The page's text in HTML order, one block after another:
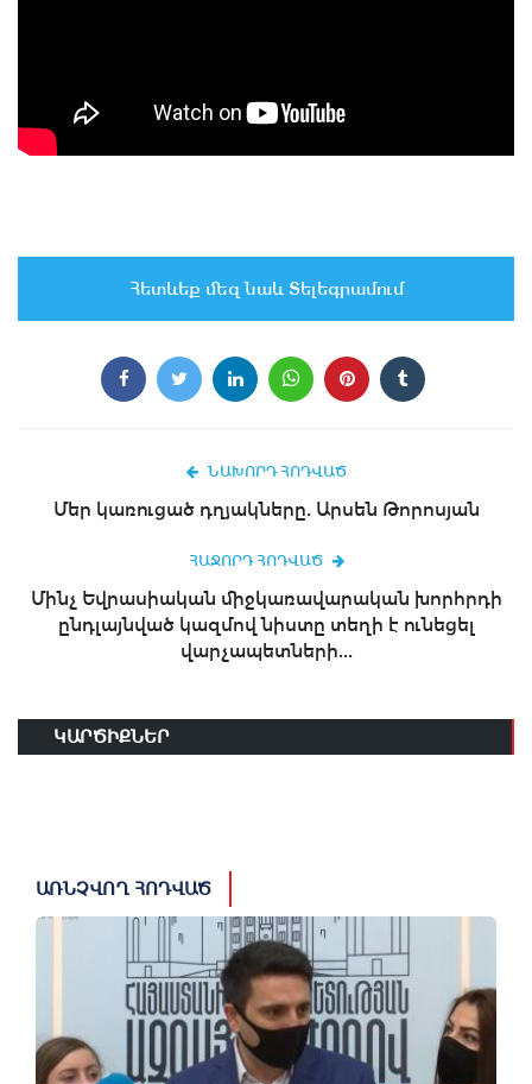
Հետևեք մեզ նաև Տելեգրամում
ՆԱԽՈՐԴ ՀՈԴՎԱԾ
Մեր կառուցած դղյակները. Արսեն Թորոսյան
ՀԱՋՈՐԴ ՀՈԴՎԱԾ
Մինչ Եվրասիական միջկառավարական խորհրդի
ընդլայնված կազմով նիստը տեղի է ունեցել
վարչապետների...
ԿԱՐԾԻՔՆԵՐ
ԱՌՆՉՎՈՂ ՀՈԴՎԱԾ